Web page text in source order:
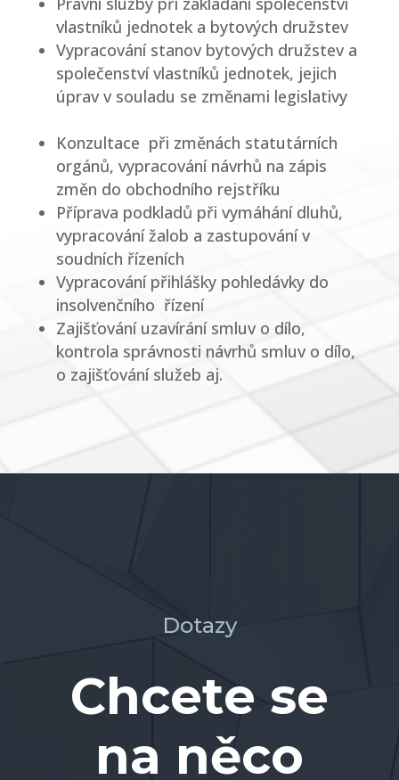
vlastníků jednotek a bytových družstev
Vypracování stanov bytových družstev a
společenství vlastníků jednotek, jejich
úprav v souladu se změnami legislativy
Konzultace při změnách statutárních
orgánů, vypracování návrhů na zápis
změn do obchodního rejstříku
Příprava podkladů při vymáhání dluhů,
vypracování žalob a zastupování v
soudních řízeních
Vypracování přihlášky pohledávky do
insolvenčního řízení
Zajišťování uzavírání smluv o dílo,
kontrola správnosti návrhů smluv o dílo,
o zajišťování služeb aj.
Dotazy
Chcete se
na něco